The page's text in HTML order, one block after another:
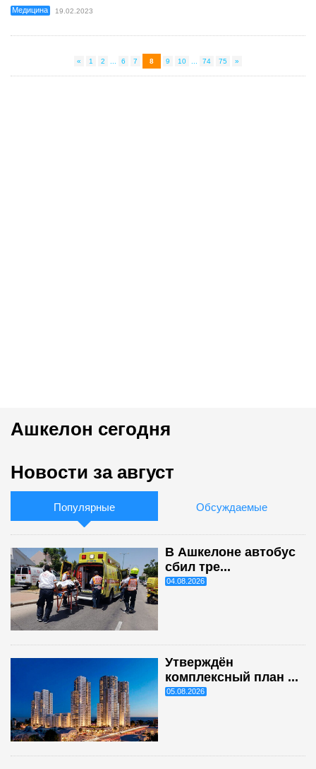
Медицина 19.02.2023
« 1 2 ... 6 7 8 9 10 ... 74 75 »
Ашкелон сегодня
Новости за август
Популярные Обсуждаемые
В Ашкелоне автобус
сбил тре...
04.08.2026
Утверждён
комплексный план ...
05.08.2026